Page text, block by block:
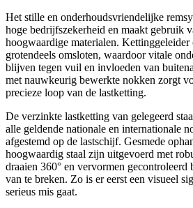
Het stille en onderhoudsvriendelijke
hoge bedrijfszekerheid en maakt gebruik
hoogwaardige materialen.
grotendeels omsloten, waardoor vitale
blijven tegen vuil en invloeden van
met nauwkeurig bewerkte nokken zorgt
precieze loop van de lastketting.
De verzinkte lastketting van gelegeerd
alle geldende nationale en internationale
afgestemd op de lastschijf. Gesmede
hoogwaardig staal zijn uitgevoerd met
draaien 360° en vervormen
van te breken. Zo is er eerst een visueel
serieus mis gaat.